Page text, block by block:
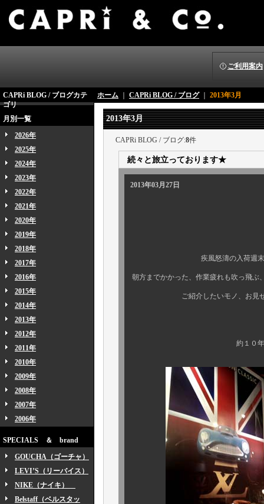
ご利用案内
CAPRi BLOG / ブログカテ
ゴリ
月別一覧
2026年
2025年
2024年
2023年
2022年
2021年
2020年
2019年
2018年
2017年
2016年
2015年
2014年
2013年
2012年
2011年
2010年
2009年
2008年
2007年
2006年
SPECIALS ＆ brand
GOUCHA（ゴーチャ）
LEVI’S（リーバイス）
NIKE（ナイキ）
Belstaff（ベルスタッ
ホーム CAPRi BLOG / ブログ｜ 2013年3月
2013年3月
CAPRi BLOG / ブログ:8件
続々と旅立っております★
2013年03月27日
疾風怒濤の入荷週末＆店内デ
朝方までかかった、作業疲れも吹っ飛ぶ
ご紹介したいモノ、お見せした
約１０年振りに当時のオ